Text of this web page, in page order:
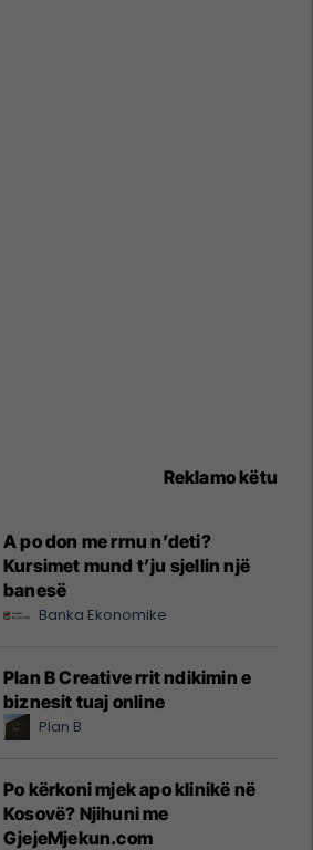
Reklamo këtu
A po don me rrnu n’deti?
Kursimet mund t’ju sjellin një
banesë
Banka Ekonomike
Plan B Creative rrit ndikimin e
biznesit tuaj online
Plan B
Po kërkoni mjek apo klinikë në
Kosovë? Njihuni me
GjejeMjekun.com